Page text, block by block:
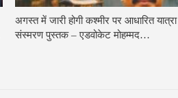
अगस्त में जारी होगी कश्मीर पर आधारित यात्रा
संस्मरण पुस्तक – एडवोकेट मोहम्मद…